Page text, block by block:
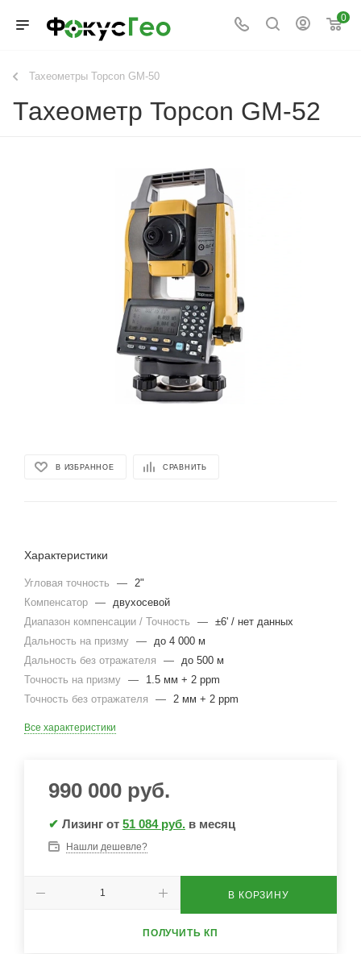
0
Тахеометры Topcon GM-50
Тахеометр Topcon GM-52
В ИЗБРАННОЕ СРАВНИТЬ
Характеристики
Угловая точность — 2"
Компенсатор — двухосевой
Диапазон компенсации / Точность
— ±6' / нет данных
Дальность на призму — до 4 000 м
Дальность без отражателя
— до 500 м
Точность на призму —
1.5 мм + 2 ppm
Точность без отражателя
— 2 мм + 2 ppm
Все характеристики
990 000 руб.
✔ Лизинг от 51 084 руб. в месяц
Нашли дешевле?
В КОРЗИНУ
ПОЛУЧИТЬ КП